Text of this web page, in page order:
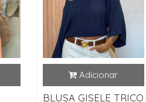
BLUSA GISELE TRICO